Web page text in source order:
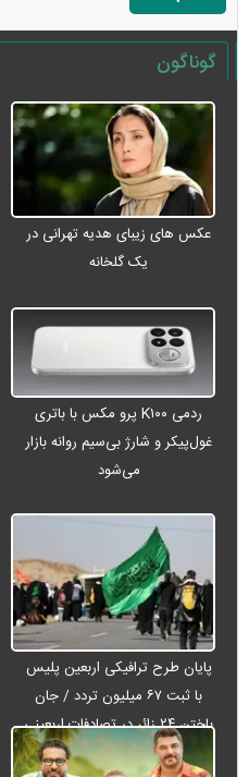
گوناگون
عکس های زیبای هدیه تهرانی در
یک گلخانه
ردمی K۱۰۰ پرو مکس با باتری
غول‌پیکر و شارژ بی‌سیم روانه بازار
می‌شود
پایان طرح ترافیکی اربعین پلیس
با ثبت ۶۷ میلیون تردد / جان
باختن ۲۴ زائر در تصادفات اربعینی